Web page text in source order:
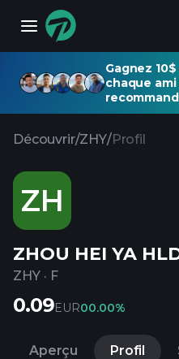
Gagnez
chaque ami
Découvrir/ZHY/Profil
ZH
ZHOU HEI YA
ZHY · F
0.09EUR00.00%
Aperçu Profil